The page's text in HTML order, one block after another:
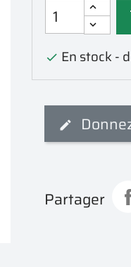
 En stock -
Partager